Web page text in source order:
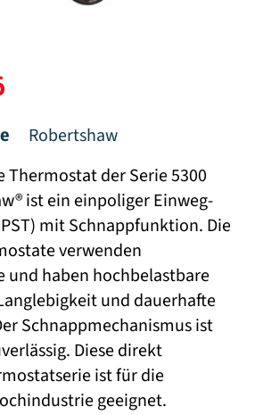
Robertshaw
Thermostat der Serie 5300
ist ein einpoliger Einweg-
mit Schnappfunktion. Die
verwenden
und haben hochbelastbare
und dauerhafte
Schnappmechanismus ist
Diese direkt
ist für die
geeignet.